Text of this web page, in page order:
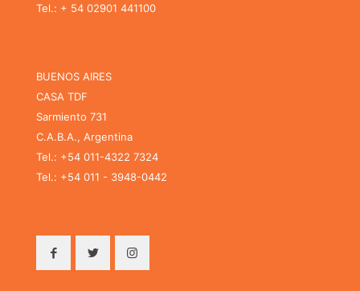
Tel.: + 54 02901 441100
BUENOS AIRES
CASA TDF
Sarmiento 731
C.A.B.A., Argentina
Tel.: +54 011-4322 7324
Tel.: +54 011 - 3948-0442